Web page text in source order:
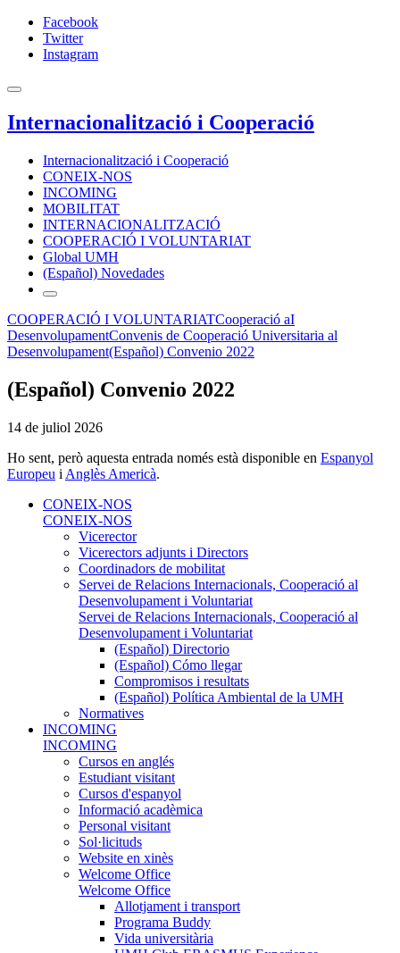
Facebook
Twitter
Instagram
Internacionalització i Cooperació
Internacionalització i Cooperació
CONEIX-NOS
INCOMING
MOBILITAT
INTERNACIONALITZACIÓ
COOPERACIÓ I VOLUNTARIAT
Global UMH
(Español) Novedades
COOPERACIÓ I VOLUNTARIATCooperació aI
DesenvolupamentConvenis de Cooperació Universitaria al
Desenvolupament(Español) Convenio 2022
(Español) Convenio 2022
14 de juliol 2026
Ho sent, però aquesta entrada només està disponible en Espanyol
Europeu i Anglès Americà.
CONEIX-NOS
CONEIX-NOS
Vicerector
Vicerectors adjunts i Directors
Coordinadors de mobilitat
Servei de Relacions Internacionals, Cooperació al
Desenvolupament i Voluntariat
Servei de Relacions Internacionals, Cooperació al
Desenvolupament i Voluntariat
(Español) Directorio
(Español) Cómo llegar
Compromisos i resultats
(Español) Política Ambiental de la UMH
Normatives
INCOMING
INCOMING
Cursos en anglés
Estudiant visitant
Cursos d'espanyol
Informació acadèmica
Personal visitant
Sol·licituds
Website en xinès
Welcome Office
Welcome Office
Allotjament i transport
Programa Buddy
Vida universitària